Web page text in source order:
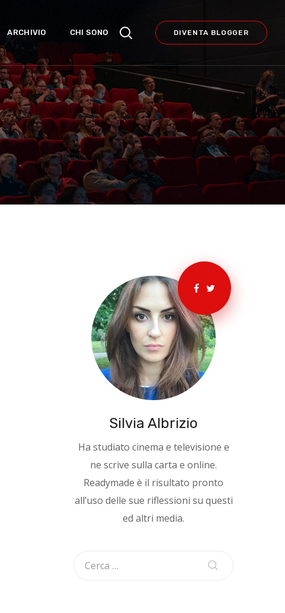
ARCHIVIO CHI SONO DIVENTA BLOGGER
Silvia Albrizio
Ha studiato cinema e televisione e
ne scrive sulla carta e online.
Readymade è il risultato pronto
all’uso delle sue riflessioni su questi
ed altri media.